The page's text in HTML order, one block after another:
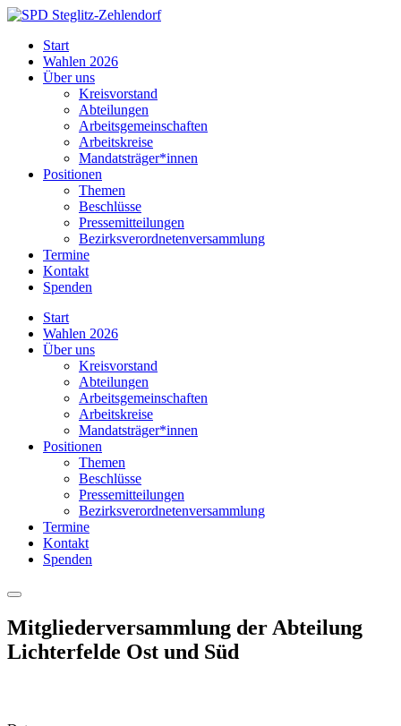
Skip
content
Steglitz-
Zehlendorf
Start
Wahlen 2026
Über uns
Kreisvorstand
Abteilungen
Arbeitsgemeinschaften
Arbeitskreise
Mandatsträger*innen
Positionen
Themen
Beschlüsse
Pressemitteilungen
Bezirksverordnetenversammlung
Termine
Kontakt
Spenden
Start
Wahlen 2026
Über uns
Kreisvorstand
Abteilungen
Arbeitsgemeinschaften
Arbeitskreise
Mandatsträger*innen
Positionen
Themen
Beschlüsse
Pressemitteilungen
Bezirksverordnetenversammlung
Termine
Kontakt
Spenden
Menu
Mitgliederversammlung der Abteilung
Lichterfelde Ost und Süd